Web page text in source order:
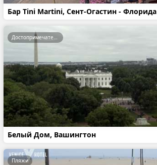
Бар Tini Martini, Сент-Огастин - Флорида
Белый Дом, Вашингтон
Пляжи